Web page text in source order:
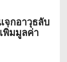
จกอาวุธลับ
พิ่มมูลค่า